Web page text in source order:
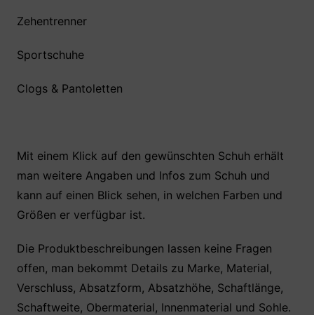
Zehentrenner
Sportschuhe
Clogs & Pantoletten
Mit einem Klick auf den gewünschten Schuh erhält
man weitere Angaben und Infos zum Schuh und
kann auf einen Blick sehen, in welchen Farben und
Größen er verfügbar ist.
Die Produktbeschreibungen lassen keine Fragen
offen, man bekommt Details zu Marke, Material,
Verschluss, Absatzform, Absatzhöhe, Schaftlänge,
Schaftweite, Obermaterial, Innenmaterial und Sohle.